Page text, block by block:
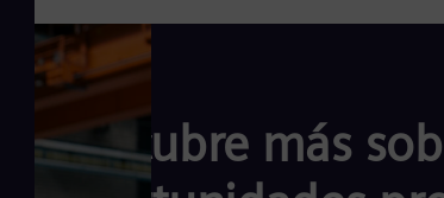
Descubre más